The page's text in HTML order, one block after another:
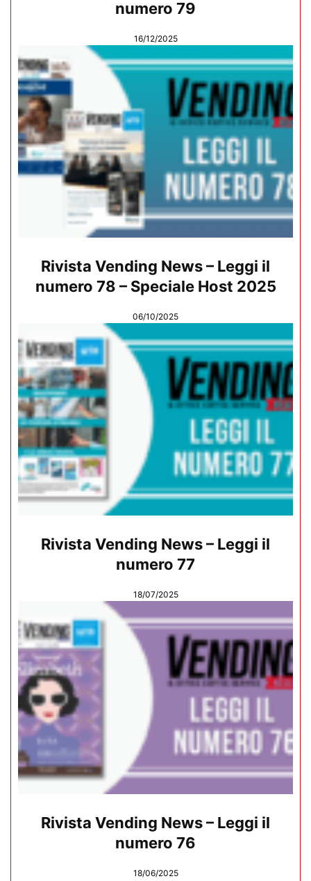
numero 79
16/12/2025
Rivista Vending News – Leggi il
numero 78 – Speciale Host 2025
06/10/2025
Rivista Vending News – Leggi il
numero 77
18/07/2025
Rivista Vending News – Leggi il
numero 76
18/06/2025